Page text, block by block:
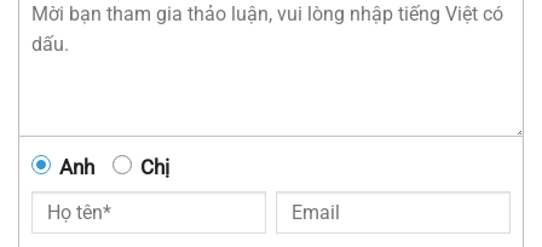
Anh Chị